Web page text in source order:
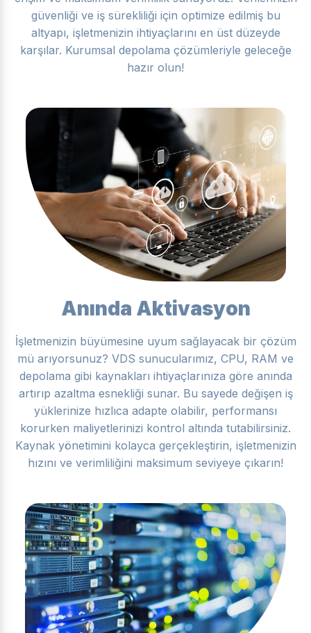
güvenliği ve iş sürekliliği için optimize edilmiş bu
altyapı, işletmenizin ihtiyaçlarını en üst düzeyde
karşılar. Kurumsal depolama çözümleriyle geleceğe
hazır olun!
Anında Aktivasyon
İşletmenizin büyümesine uyum sağlayacak bir çözüm
mü arıyorsunuz? VDS sunucularımız, CPU, RAM ve
depolama gibi kaynakları ihtiyaçlarınıza göre anında
artırıp azaltma esnekliği sunar. Bu sayede değişen iş
yüklerinize hızlıca adapte olabilir, performansı
korurken maliyetlerinizi kontrol altında tutabilirsiniz.
Kaynak yönetimini kolayca gerçekleştirin, işletmenizin
hızını ve verimliliğini maksimum seviyeye çıkarın!